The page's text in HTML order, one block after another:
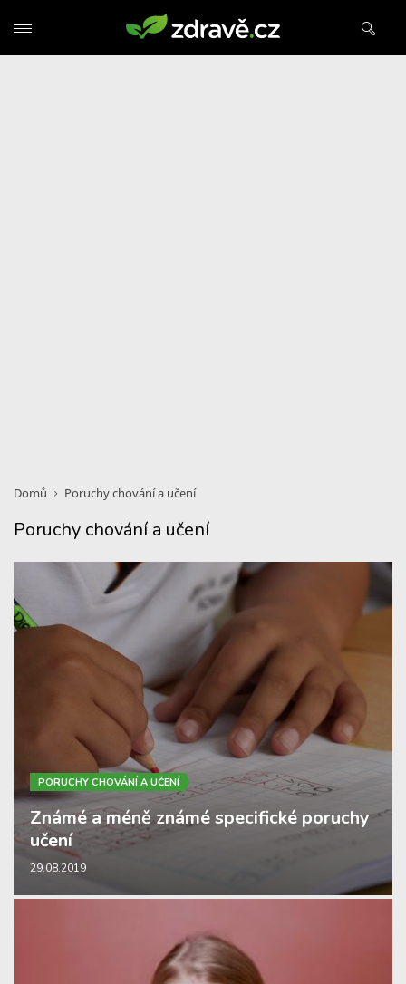
Domů Poruchy chování a učení
Poruchy chování a učení
PORUCHY CHOVÁNÍ A UČENÍ
Známé a méně známé specifické poruchy
učení
29.08.2019